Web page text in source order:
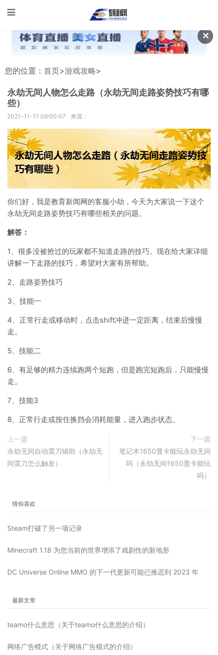
✕
您的位置： 首页>游戏攻略>
永劫无间人物怎么走路（永劫无间走路姿势技巧有哪
些）
2021-11-17 06:00:07 来源：
你们好，我是教育新闻网的客服小劫，今天为大家说一下这个
永劫无间走路姿势技巧有哪些相关的问题。
解答：
1、很多没被抢过的玩家都不知道走路的技巧。现在给大家详细
讲解一下走路的技巧，希望对大家有所帮助。
2、走路姿势技巧
3、技能一
4、正常行走或移动时，点击shift冲进一定距离，结束后慢慢
走。
5、技能二
6、有足够的精力连续跑两个短跑，但是跑完短跑后，只能慢慢
走。
7、技能3
8、正常行走或按住换挡会消耗能量，进入跑步状态。
上一篇
永劫无间自动震刀辅助（永劫无
间震刀怎么触发）
下一篇
笔记本1650显卡能玩永劫无间
吗（永劫无间1650显卡能玩
吗）
猜你喜欢
Steam打破了另一项记录
Minecraft 1.18 为您当前的世界增添了戏剧性的新地形
DC Universe Online MMO 的下一代更新可能已推迟到 2023 年
最新文章
teamo什么意思（关于teamo什么意思的介绍）
网络广告模式（关于网络广告模式的介绍）